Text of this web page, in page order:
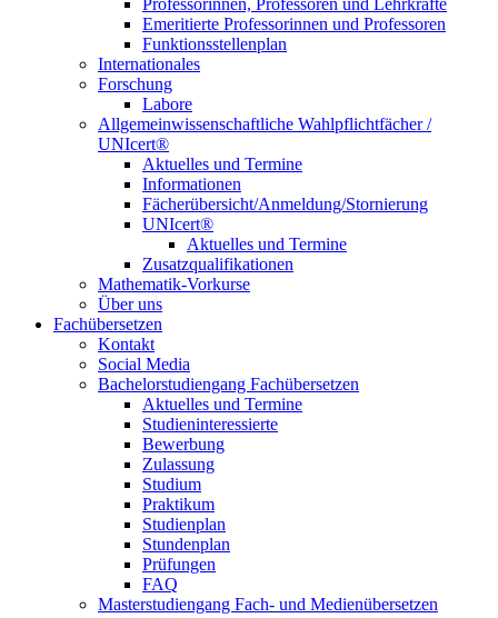
Professorinnen, Professoren und Lehrkräfte
Emeritierte Professorinnen und Professoren
Funktionsstellenplan
Internationales
Forschung
Labore
Allgemeinwissenschaftliche Wahlpflichtfächer /
UNIcert®
Aktuelles und Termine
Informationen
Fächerübersicht/Anmeldung/Stornierung
UNIcert®
Aktuelles und Termine
Zusatzqualifikationen
Mathematik-Vorkurse
Über uns
Fachübersetzen
Kontakt
Social Media
Bachelorstudiengang Fachübersetzen
Aktuelles und Termine
Studieninteressierte
Bewerbung
Zulassung
Studium
Praktikum
Studienplan
Stundenplan
Prüfungen
FAQ
Masterstudiengang Fach- und Medienübersetzen